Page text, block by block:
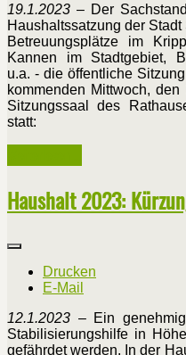
19.1.2023 – Der
Haushaltssatzung der
Betreuungsplätze im
Kannen im Stadtgebiet,
u.a. - die öffentliche
kommenden Mittwoch,
Sitzungssaal des
statt:
Haushalt 2023:
Drucken
E-Mail
12.1.2023 – Ein
Stabilisierungshilfe in
gefährdet werden. In der